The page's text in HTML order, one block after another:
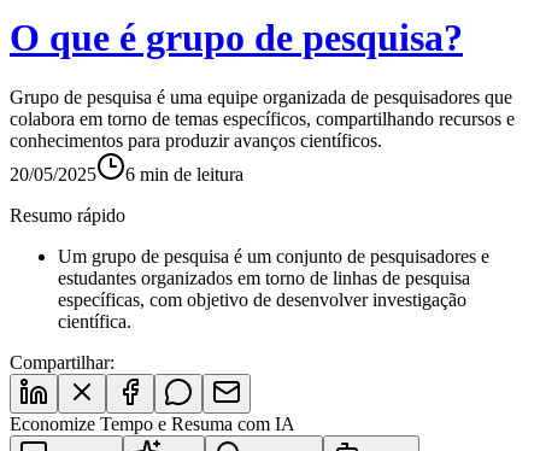
O que é grupo de pesquisa?
Grupo de pesquisa é uma equipe organizada de pesquisadores que
colabora em torno de temas específicos, compartilhando recursos e
conhecimentos para produzir avanços científicos.
20/05/2025
6 min de leitura
Resumo rápido
Um grupo de pesquisa é um conjunto de pesquisadores e
estudantes organizados em torno de linhas de pesquisa
específicas, com objetivo de desenvolver investigação
científica.
Compartilhar:
Economize Tempo e Resuma com IA